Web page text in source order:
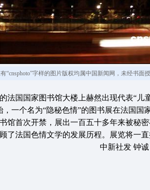
“cnsphoto”字样的图片版权均属中国新闻网，未经书面
国国家图书馆大楼上赫然出现代表“儿
，一个名为“隐秘色情”的图书展在法国国
馆首次开禁，展出一百五十多年来被秘
了法国色情文学的发展历程。展览将一
中新社发 钟